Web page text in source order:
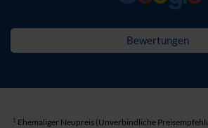
Bewertungen
1 Ehemaliger Neupreis (Unverbindliche